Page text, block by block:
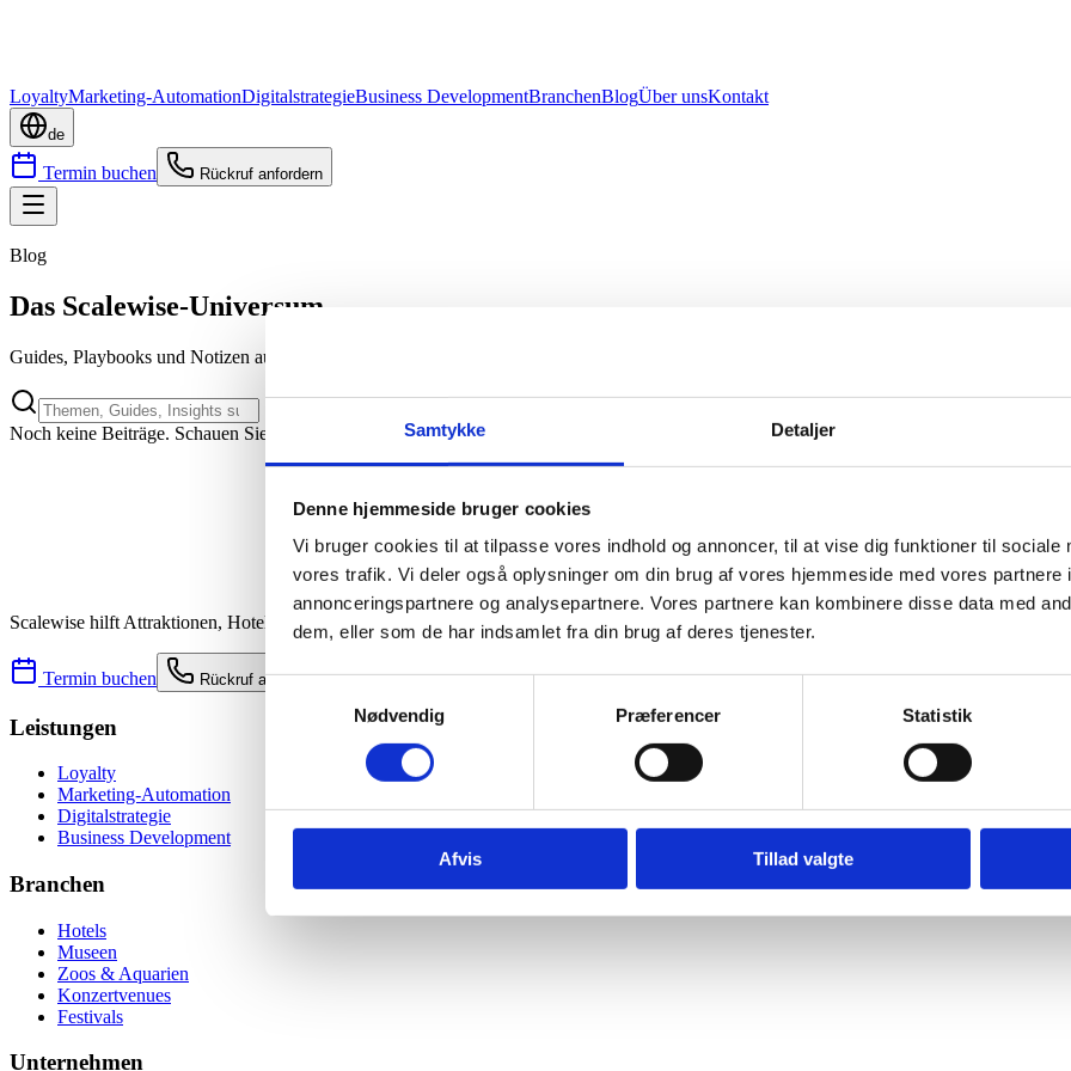
Samtykke Detaljer
Denne hjemmeside bruger cookies
Vi bruger cookies til at tilpasse vores indhold og annoncer, til at vise dig funktioner til sociale
vores trafik. Vi deler også oplysninger om din brug af vores hjemmeside med vores partnere
annonceringspartnere og analysepartnere. Vores partnere kan kombinere disse data med
dem, eller som de har indsamlet fra din brug af deres tjenester.
Samtykkevalg
Nødvendig
Præferencer Statistik
Afvis Tillad valgte
LoyaltyMarketing-AutomationDigitalstrategieBusiness DevelopmentBranchenBlogÜber unsKontakt
de
Termin buchen Rückruf anfordern
Blog
Das Scalewise-Universum
Guides, Playbooks und Notizen aus der Praxis zu Loyalty, Marketing-Automation und Digitalstrategie für Attraktionen.
Noch keine Beiträge. Schauen Sie bald wieder vorbei.
Scalewise hilft Attraktionen, Hotels, Museen, Zoos und Live-Venues, Potenzial aufzudecken, digitale Strukturen zu gestalten und
Termin buchen Rückruf anfordern
Leistungen
Loyalty
Marketing-Automation
Digitalstrategie
Business Development
Branchen
Hotels
Museen
Zoos & Aquarien
Konzertvenues
Festivals
Unternehmen